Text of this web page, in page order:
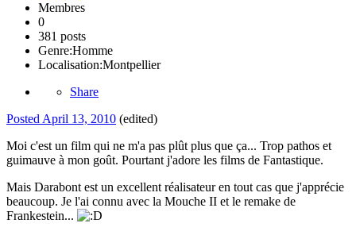
Membres
0
381 posts
Genre:Homme
Localisation:Montpellier
Share
PostedApril 13, 2010 (edited)
Moi c'est un film qui ne m'a pas plût plus que ça... Trop pathos et
guimauve à mon goût. Pourtant j'adore les films de Fantastique.
Mais Darabont est un excellent réalisateur en tout cas que j'apprécie
beaucoup. Je l'ai connu avec la Mouche II et le remake de
Frankestein...